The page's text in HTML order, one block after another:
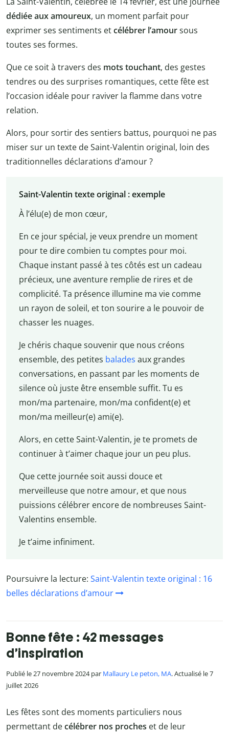
dédiée aux amoureux, un moment parfait pour
exprimer ses sentiments etcélébrer l’amoursous
toutes ses formes.
Que ce soit à travers des mots touchant, des gestes
tendres ou des surprises romantiques, cette fête est
l’occasion idéale pour raviver la flamme dans votre
relation.
Alors, pour sortir des sentiers battus, pourquoi ne pas
miser sur un texte de Saint-Valentin original, loin des
traditionnelles déclarations d’amour ?
Saint-Valentin texte original : exemple
À l’élu(e) de mon cœur,
En ce jour spécial, je veux prendre un moment
pour te dire combien tu comptes pour moi.
Chaque instant passé à tes côtés est un cadeau
précieux, une aventure remplie de rires et de
complicité. Ta présence illumine ma vie comme
un rayon de soleil, et ton sourire a le pouvoir de
chasser les nuages.
Je chéris chaque souvenir que nous créons
ensemble, des petites balades aux grandes
conversations, en passant par les moments de
silence où juste être ensemble suffit. Tu es
mon/ma partenaire, mon/ma confident(e) et
mon/ma meilleur(e) ami(e).
Alors, en cette Saint-Valentin, je te promets de
continuer à t’aimer chaque jour un peu plus.
Que cette journée soit aussi douce et
merveilleuse que notre amour, et que nous
puissions célébrer encore de nombreuses Saint-
Valentins ensemble.
Je t’aime infiniment.
Poursuivre la lecture: Saint-Valentin texte original : 16
belles déclarations d’amour
Bonne fête : 42 messages
d’inspiration
Publié le 27 novembre 2024 par Mallaury Le peton, MA. Actualisé le 7
juillet 2026
Les fêtes sont des moments particuliers nous
permettant decélébrer nos proches et de leur